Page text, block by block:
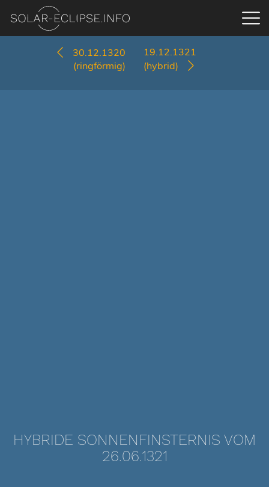
30.12.1320
(ringförmig)
19.12.1321
(hybrid)
HYBRIDE SONNENFINSTERNIS VOM
26.06.1321